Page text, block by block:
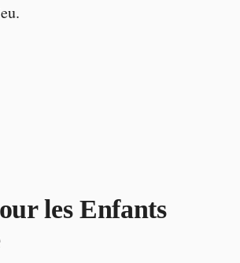
les Enfants